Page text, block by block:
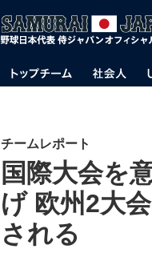
チームレポート
国際大会を
げ 欧州2大
される